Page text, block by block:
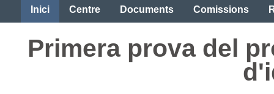
Comissions
Documents
Centre
Inici
Primera prova del